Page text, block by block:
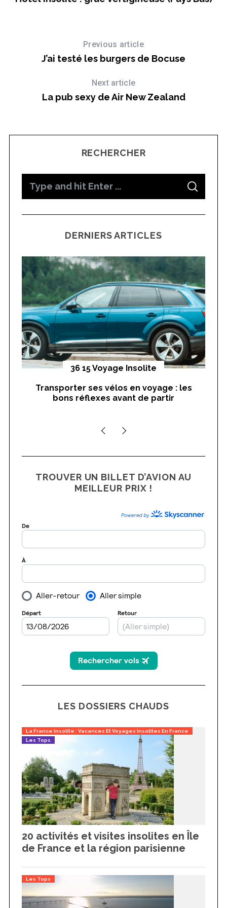
Previous article
J’ai testé les burgers de Bocuse
Next article
La pub sexy de Air New Zealand
RECHERCHER
f
o
r
:
S
A
C
DERNIERS ARTICLES
36 15 Voyage Insolite
Transporter ses vélos en voyage : les
bons réflexes avant de partir
TROUVER UN BILLET D’AVION AU
MEILLEUR PRIX !
LES DOSSIERS CHAUDS
La France Insolite : Vacances Et Voyages Insolites En France
Les Tops
20 activités et visites insolites en Île
de France et la région parisienne
Les Tops